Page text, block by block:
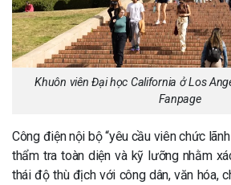
Khuôn viên Đại học California ở Los
Fanpage
Công điện nội bộ “yêu cầu viên chức
thẩm tra toàn diện và kỹ lưỡng nhằm
thái độ thù địch với công dân, văn hóa,